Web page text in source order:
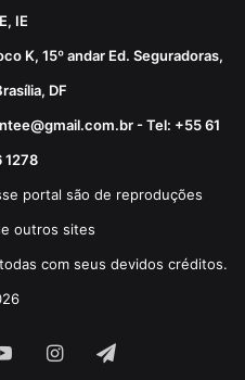
IE
K, 15º andar Ed. Seguradoras,
DF
- Tel: +55 61
1278
portal são de reproduções
outros sites
com seus devidos créditos.
YouTubeInstagram